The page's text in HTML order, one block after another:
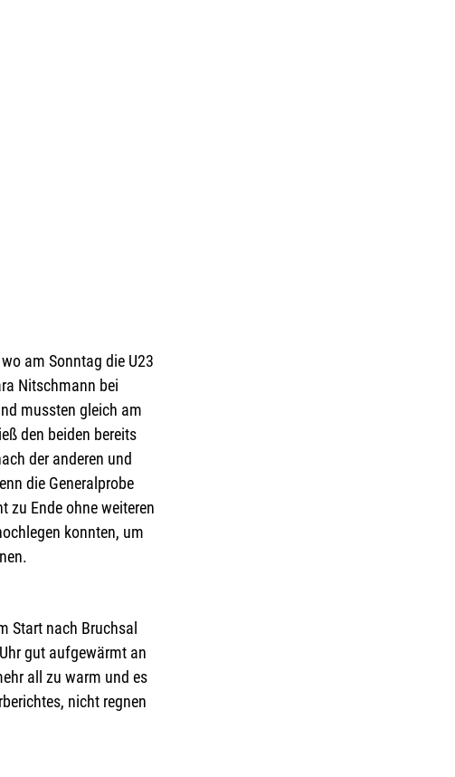
am Sonntag die U23
Nitschmann bei
mussten gleich am
den beiden bereits
der anderen und
die Generalprobe
zu Ende ohne weiteren
konnten, um
Start nach Bruchsal
gut aufgewärmt an
all zu warm und es
nicht regnen